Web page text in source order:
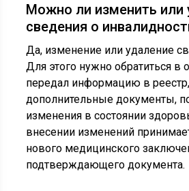
Можно ли изменить или
сведения о
Да, изменение или удаление
Для этого нужно обратиться в
передал информацию в
дополнительные документы,
изменения в состоянии
внесении изменений
нового медицинского
подтверждающего документа.